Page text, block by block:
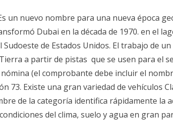
un nuevo nombre para una nueva época
Dubai en la década de 1970. en el
Sudoeste de Estados Unidos. El trabajo de
a partir de pistas que se usen para el
(el comprobante debe incluir el
73. Existe una gran variedad de vehículos
de la categoría identifica rápidamente la
del clima, suelo y agua en gran